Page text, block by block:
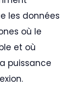
les données
où le
et où
puissance